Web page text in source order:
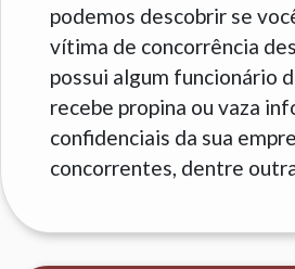
podemos descobrir se
vítima de concorrência
possui algum funcionário
recebe propina ou vaza
confidenciais da sua
concorrentes, dentre